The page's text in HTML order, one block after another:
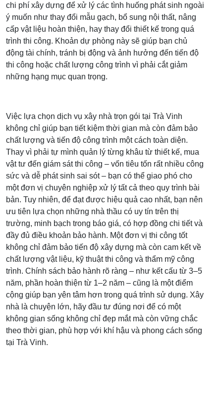
chi phí xây dựng để xử lý các tình huống phát sinh ngoài
ý muốn như thay đổi mẫu gạch, bổ sung nội thất, nâng
cấp vật liệu hoàn thiện, hay thay đổi thiết kế trong quá
trình thi công. Khoản dự phòng này sẽ giúp bạn chủ
động tài chính, tránh bị động và ảnh hưởng đến tiến độ
thi công hoặc chất lượng công trình vì phải cắt giảm
những hạng mục quan trọng.
Việc lựa chọn dịch vụ xây nhà trọn gói tại Trà Vinh
không chỉ giúp bạn tiết kiệm thời gian mà còn đảm bảo
chất lượng và tiến độ công trình một cách toàn diện.
Thay vì phải tự mình quản lý từng khâu từ thiết kế, mua
vật tư đến giám sát thi công – vốn tiêu tốn rất nhiều công
sức và dễ phát sinh sai sót – bạn có thể giao phó cho
một đơn vị chuyên nghiệp xử lý tất cả theo quy trình bài
bản. Tuy nhiên, để đạt được hiệu quả cao nhất, bạn nên
ưu tiên lựa chọn những nhà thầu có uy tín trên thị
trường, minh bạch trong báo giá, có hợp đồng chi tiết và
đầy đủ điều khoản bảo hành. Một đơn vị thi công tốt
không chỉ đảm bảo tiến độ xây dựng mà còn cam kết về
chất lượng vật liệu, kỹ thuật thi công và thẩm mỹ công
trình. Chính sách bảo hành rõ ràng – như kết cấu từ 3–5
năm, phần hoàn thiện từ 1–2 năm – cũng là một điểm
cộng giúp bạn yên tâm hơn trong quá trình sử dụng. Xây
nhà là chuyện lớn, hãy đầu tư đúng nơi để có một
không gian sống không chỉ đẹp mắt mà còn vững chắc
theo thời gian, phù hợp với khí hậu và phong cách sống
tại Trà Vinh.